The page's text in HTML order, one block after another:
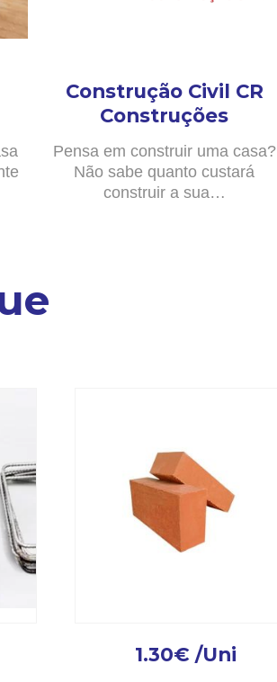
Construção Civil CR
Construções
Pensa em construir uma casa?
Não sabe quanto custará
construir a sua…
1.30€ /Uni